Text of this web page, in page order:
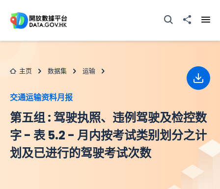
打开搜寻器分享至
主页 数据集 运输
交通运输资料月报
第五组 : 驾驶执照、违例驾驶及检控数
字 - 表 5.2 - 月内按考试类别划分之计
划及已进行的驾驶考试次数
下载